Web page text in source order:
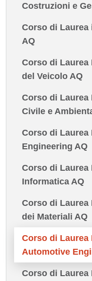
Costruzioni e
Corso di Laurea
AQ
Corso di Laurea
del Veicolo AQ
Corso di Laurea
Civile e
Corso di
Engineering AQ
Corso di Laurea
Informatica AQ
Corso di Laurea
dei Materiali AQ
Corso di Laurea
Automotive
Corso di Laurea